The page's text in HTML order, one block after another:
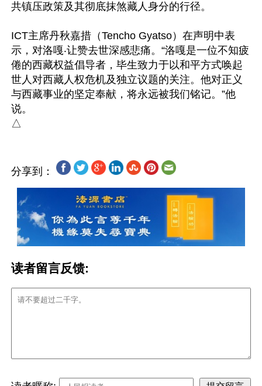
共镇压政策及其彻底抹煞藏人身分的行径。
ICT主席丹秋嘉措（Tencho Gyatso）在声明中表
示，对洛嘎‧让赞去世深感悲痛。“洛嘎是一位不知疲
倦的西藏权益倡导者，毕生致力于以和平方式唤起
世人对西藏人权危机及独立议题的关注。他对正义
与西藏事业的坚定奉献，将永远被我们铭记。”他
说。
分享到：
读者留言反馈: